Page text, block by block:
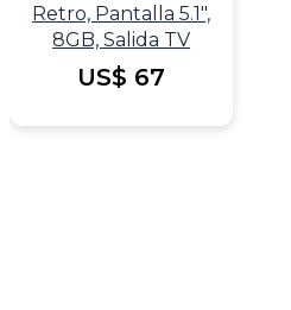
Retro, Pantalla 5.1″,
8GB, Salida TV
US$ 67